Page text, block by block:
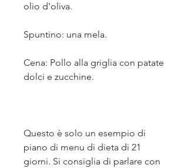
olio d'oliva.
Spuntino: una mela.
Cena: Pollo alla griglia con patate
dolci e zucchine.
Questo è solo un esempio di
piano di menu di dieta di 21
giorni. Si consiglia di parlare con